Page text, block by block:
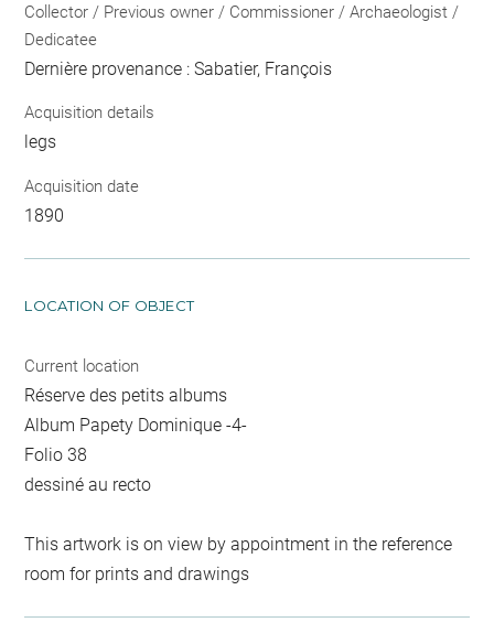
Collector / Previous owner / Commissioner / Archaeologist /
Dedicatee
Dernière provenance : Sabatier, François
Acquisition details
legs
Acquisition date
1890
LOCATION OF OBJECT
Current location
Réserve des petits albums
Album Papety Dominique -4-
Folio 38
dessiné au recto
This artwork is on view by appointment in the reference
room for prints and drawings